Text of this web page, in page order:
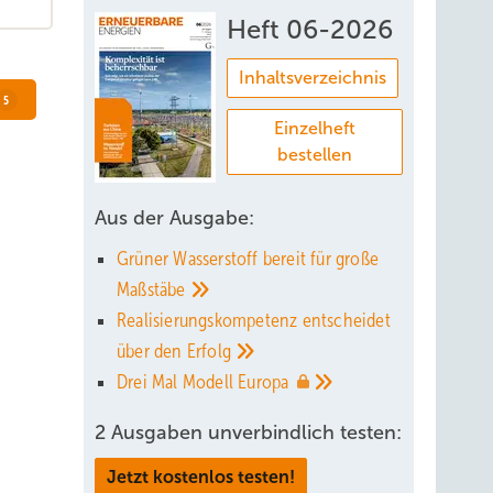
5
Heft 06-2026
Inhaltsverzeichnis
Einzelheft
bestellen
Aus der Ausgabe:
Grüner Wasserstoff bereit für große
Maßstäbe
Realisierungskompetenz entscheidet
über den Erfolg
Drei Mal Modell Europa
2 Ausgaben unverbindlich testen:
Jetzt kostenlos testen!